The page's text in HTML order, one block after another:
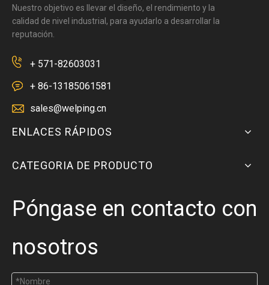
Nuestro objetivo es llevar el diseño, el rendimiento y la
calidad de nivel industrial, para ayudarlo a desarrollar la
reputación.
+ 571-82603031
+ 86-13185061581
sales@welping.cn
ENLACES RÁPIDOS
CATEGORIA DE PRODUCTO
Póngase en contacto con
nosotros